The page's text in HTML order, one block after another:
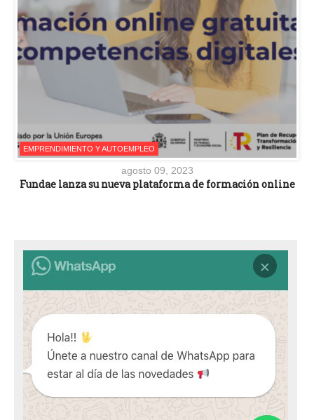
EMPRENDIMIENTO Y AUTOEMPLEO
agosto 09, 2023
Fundae lanza su nueva plataforma de formación online